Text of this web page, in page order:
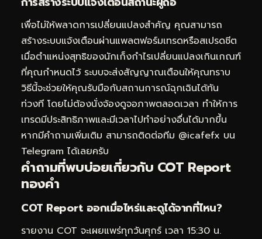
เพื่อไม่ให้พลาดการเปลี่ยนแปลงสำคัญ คุณสามารถ
สร้างระบบแจ้งเตือนผ่านแพลตฟอร์มเทรดหรือสเปรดชีต
เมื่อตำแหน่งสุทธิของนักเก็งกำไรเปลี่ยนแปลงเกินเกณฑ์
ที่คุณกำหนดไว้ ระบบจะส่งสัญญาณเตือนให้คุณทราบ
วิธีนี้จะช่วยให้คุณรับมือกับสถานการณ์ฉุกเฉินได้ทัน
ท่วงที โดยไม่ต้องนั่งจ้องดูจอภาพตลอดเวลา ทำให้การ
เทรดมีประสิทธิภาพและมีเวลาไปทำอย่างอื่นได้มากขึ้น
หากมีคำถามเพิ่มเติม สามารถติดต่อทีม @icafefx บน
Telegram ได้เลยครับ
คำถามที่พบบ่อยเกี่ยวกับ COT Report
ทองคำ
COT Report ออกเมื่อไหร่และดูได้จากที่ไหน?
รายงาน COT จะเผยแพร่ทุกวันศุกร์ เวลา 15:30 น.